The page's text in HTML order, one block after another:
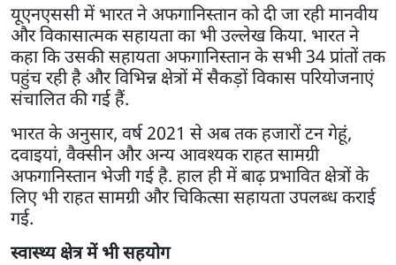
यूएनएससी में भारत ने अफगानिस्तान को दी जा रही मानवीय
और विकासात्मक सहायता का भी उल्लेख किया. भारत ने
कहा कि उसकी सहायता अफगानिस्तान के सभी 34 प्रांतों तक
पहुंच रही है और विभिन्न क्षेत्रों में सैकड़ों विकास परियोजनाएं
संचालित की गई हैं.
भारत के अनुसार, वर्ष 2021 से अब तक हजारों टन गेहूं,
दवाइयां, वैक्सीन और अन्य आवश्यक राहत सामग्री
अफगानिस्तान भेजी गई है. हाल ही में बाढ़ प्रभावित क्षेत्रों के
लिए भी राहत सामग्री और चिकित्सा सहायता उपलब्ध कराई
गई.
स्वास्थ्य क्षेत्र में भी सहयोग